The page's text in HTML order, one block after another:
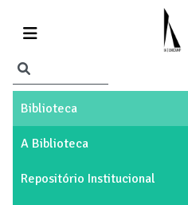
Biblioteca
A Biblioteca
Repositório Institucional